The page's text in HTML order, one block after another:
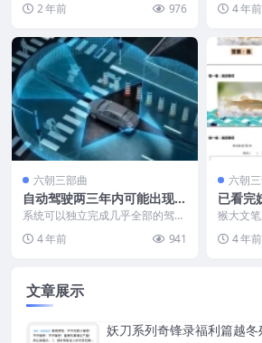
续道：「我不识梅少昆...
2 年前 976
顶，武功
4 年前
六朝三部曲
自动驾驶两三年内可能出现L
4甚至L5级别的突破
系统可以独立完成几乎全部的驾驶
操作。但是系统如果提示需要帮助
的话，驾驶员还是要出...
4 年前 941
六朝
已看完
谈阅读
猴大文
觉就一
么就是东
4 年前
文章展示
妖刀系列奇锋录福利篇越冬